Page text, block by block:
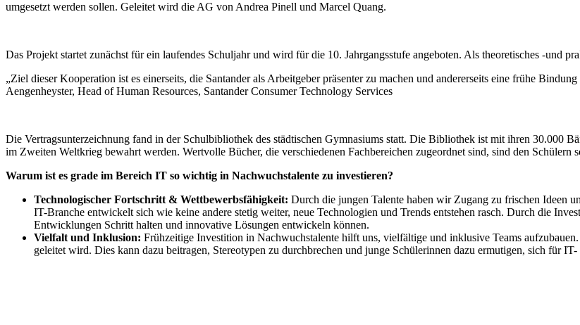
umgesetzt werden sollen. Geleitet wird die AG von Andrea Pinell und Marcel Quang.
Das Projekt startet zunächst für ein laufendes Schuljahr und wird für die 10. Jahrgangsstufe angeboten. Als theoretisches -und
„Ziel dieser Kooperation ist es einerseits, die Santander als Arbeitgeber präsenter zu machen und andererseits eine frühe
Aengenheyster, Head of Human Resources, Santander Consumer Technology Services
Die Vertragsunterzeichnung fand in der Schulbibliothek des städtischen Gymnasiums statt. Die Bibliothek ist mit ihren 30.000
im Zweiten Weltkrieg bewahrt werden. Wertvolle Bücher, die verschiedenen Fachbereichen zugeordnet sind, sind den Schülern
Warum ist es grade im Bereich IT so wichtig in Nachwuchstalente zu investieren?
Technologischer Fortschritt & Wettbewerbsfähigkeit: Durch die jungen Talente haben wir Zugang zu frischen Ideen
IT-Branche entwickelt sich wie keine andere stetig weiter, neue Technologien und Trends entstehen rasch. Durch die
Entwicklungen Schritt halten und innovative Lösungen entwickeln können.
Vielfalt und Inklusion: Frühzeitige Investition in Nachwuchstalente hilft uns, vielfältige und inklusive Teams
geleitet wird. Dies kann dazu beitragen, Stereotypen zu durchbrechen und junge Schülerinnen dazu ermutigen, sich für